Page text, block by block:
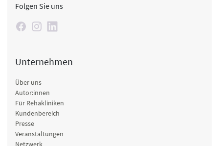
Folgen Sie uns
Unternehmen
Über uns
Autor:innen
Für Rehakliniken
Kundenbereich
Presse
Veranstaltungen
Netzwerk